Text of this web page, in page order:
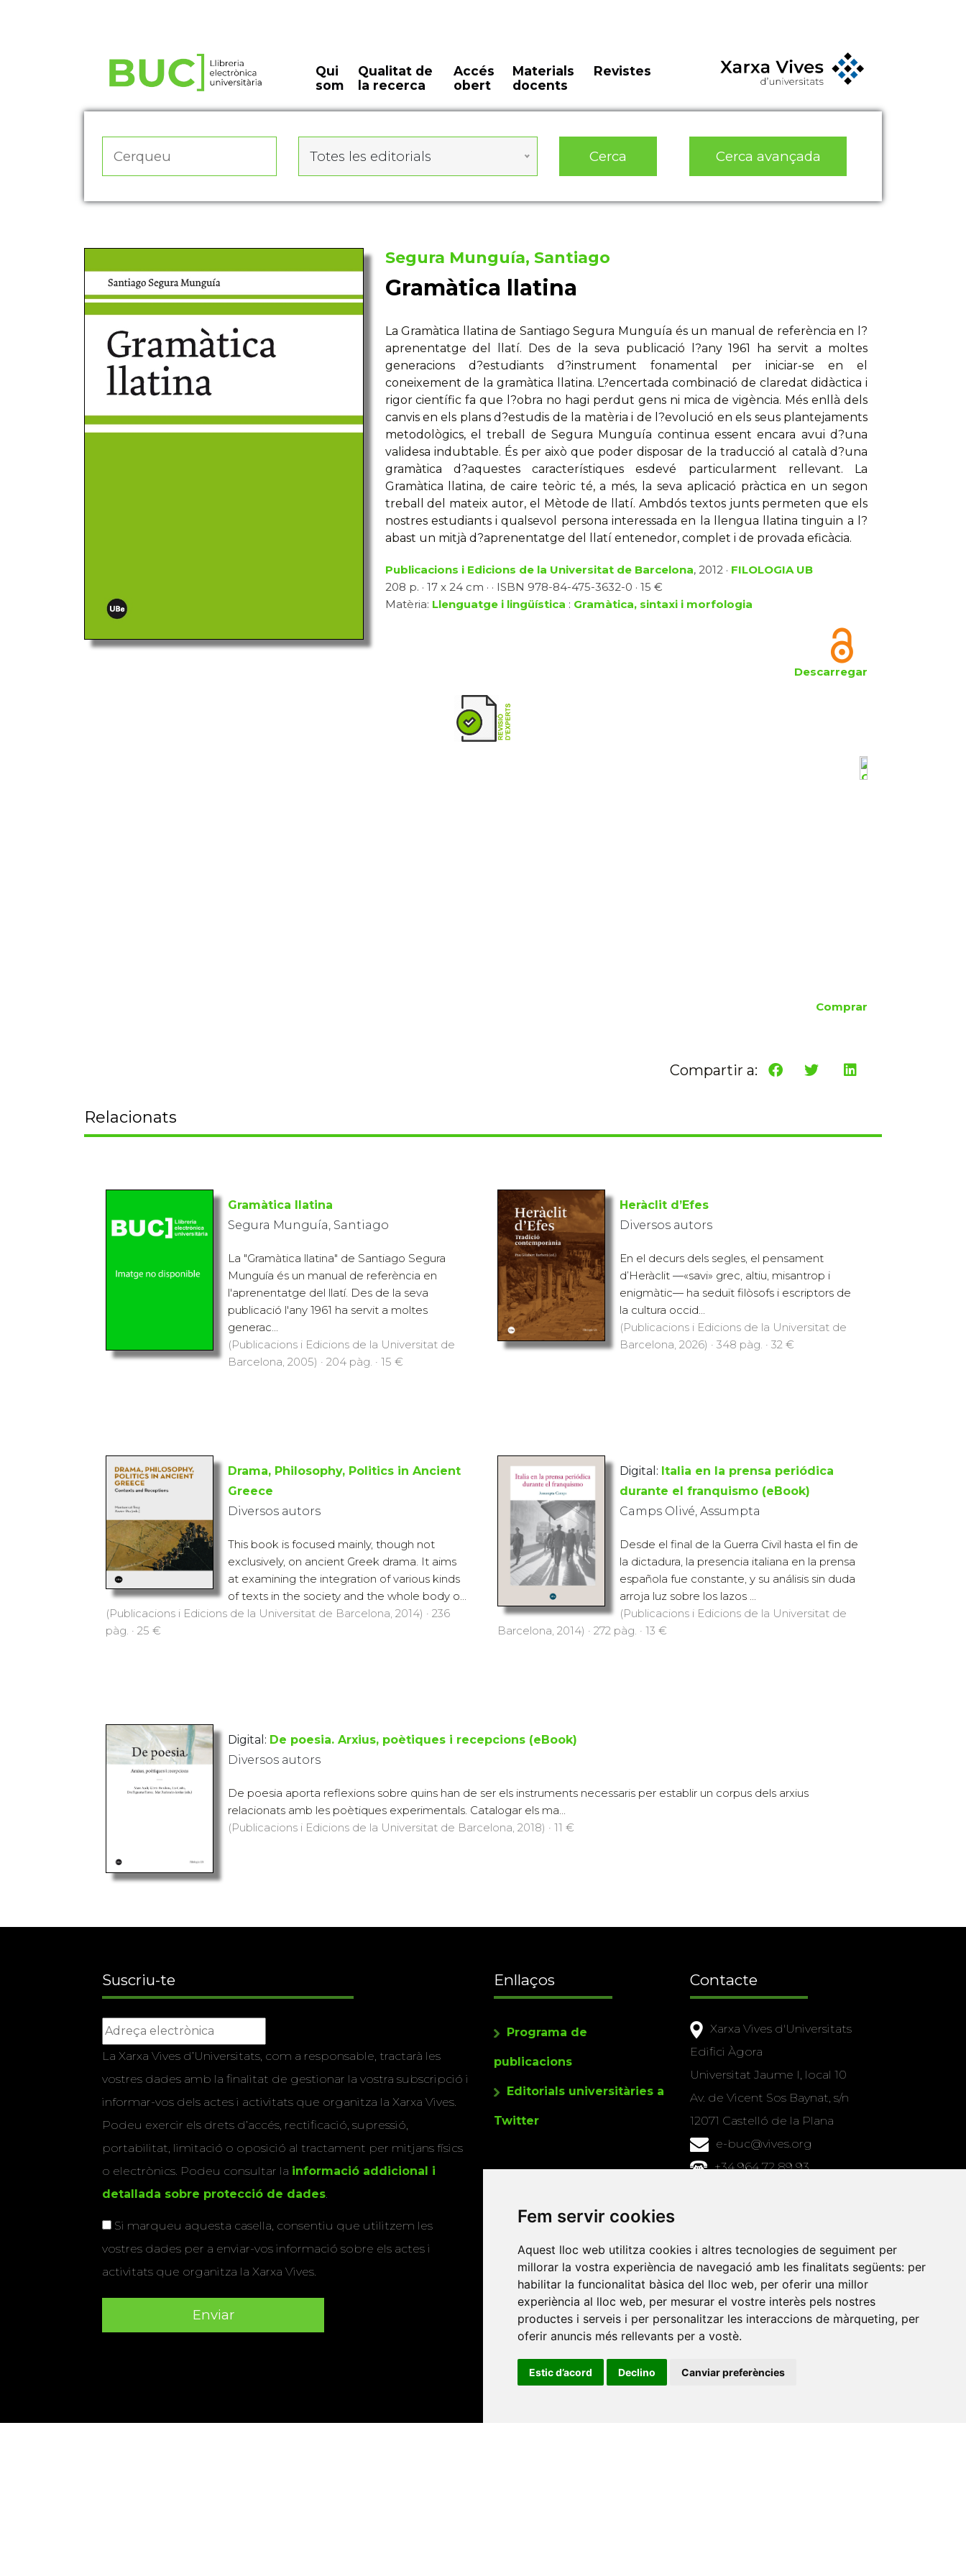
Fem servir cookies
Aquest lloc web utilitza cookies i altres tecnologies de seguiment per
millorar la vostra experiència de navegació amb les finalitats següents: per
habilitar la funcionalitat bàsica del lloc web, per oferir una millor
experiència al lloc web, per mesurar el vostre interès pels nostres
productes i serveis i per personalitzar les interaccions de màrqueting, per
oferir anuncis més rellevants per a vostè.
Estic d’acord Declino Canviar preferències
Qui
som
Qualitat de
la recerca
Accés
obert
Materials
docents
Revistes
Totes les editorials Cerca Cerca avançada
Segura Munguía, Santiago
Gramàtica llatina
La Gramàtica llatina de Santiago Segura Munguía és un manual de referència en l?
aprenentatge del llatí. Des de la seva publicació l?any 1961 ha servit a moltes
generacions d?estudiants d?instrument fonamental per iniciar-se en el
coneixement de la gramàtica llatina. L?encertada combinació de claredat didàctica i
rigor científic fa que l?obra no hagi perdut gens ni mica de vigència. Més enllà dels
canvis en els plans d?estudis de la matèria i de l?evolució en els seus plantejaments
metodològics, el treball de Segura Munguía continua essent encara avui d?una
validesa indubtable. És per això que poder disposar de la traducció al català d?una
gramàtica d?aquestes característiques esdevé particularment rellevant. La
Gramàtica llatina, de caire teòric té, a més, la seva aplicació pràctica en un segon
treball del mateix autor, el Mètode de llatí. Ambdós textos junts permeten que els
nostres estudiants i qualsevol persona interessada en la llengua llatina tinguin a l?
abast un mitjà d?aprenentatge del llatí entenedor, complet i de provada eficàcia.
Publicacions i Edicions de la Universitat de Barcelona, 2012 · FILOLOGIA UB
208 p. · 17 x 24 cm · · ISBN 978-84-475-3632-0 · 15 €
Matèria: Llenguatge i lingüística : Gramàtica, sintaxi i morfologia
Descarregar
Comprar
Compartir a:
Relacionats
Gramàtica llatina
Segura Munguía, Santiago
La "Gramàtica llatina" de Santiago Segura
Munguía és un manual de referència en
l'aprenentatge del llatí. Des de la seva
publicació l'any 1961 ha servit a moltes
generac...
(Publicacions i Edicions de la Universitat de
Barcelona, 2005) · 204 pàg. · 15 €
Heràclit d’Efes
Diversos autors
En el decurs dels segles, el pensament
d’Heràclit —«savi» grec, altiu, misantrop i
enigmàtic— ha seduït filòsofs i escriptors de
la cultura occid...
(Publicacions i Edicions de la Universitat de
Barcelona, 2026) · 348 pàg. · 32 €
Drama, Philosophy, Politics in Ancient
Greece
Diversos autors
This book is focused mainly, though not
exclusively, on ancient Greek drama. It aims
at examining the integration of various kinds
of texts in the society and the whole body o...
(Publicacions i Edicions de la Universitat de Barcelona, 2014) · 236
pàg. · 25 €
Digital: Italia en la prensa periódica
durante el franquismo (eBook)
Camps Olivé, Assumpta
Desde el final de la Guerra Civil hasta el fin de
la dictadura, la presencia italiana en la prensa
española fue constante, y su análisis sin duda
arroja luz sobre los lazos ...
(Publicacions i Edicions de la Universitat de
Barcelona, 2014) · 272 pàg. · 13 €
Digital: De poesia. Arxius, poètiques i recepcions (eBook)
Diversos autors
De poesia aporta reflexions sobre quins han de ser els instruments necessaris per establir un corpus dels arxius
relacionats amb les poètiques experimentals. Catalogar els ma...
(Publicacions i Edicions de la Universitat de Barcelona, 2018) · 11 €
Suscriu-te
La Xarxa Vives d’Universitats, com a responsable, tractarà les
vostres dades amb la finalitat de gestionar la vostra subscripció i
informar-vos dels actes i activitats que organitza la Xarxa Vives.
Podeu exercir els drets d’accés, rectificació, supressió,
portabilitat, limitació o oposició al tractament per mitjans físics
o electrònics. Podeu consultar la informació addicional i
detallada sobre protecció de dades.
Si marqueu aquesta casella, consentiu que utilitzem les
vostres dades per a enviar-vos informació sobre els actes i
activitats que organitza la Xarxa Vives.
Enllaços
Programa de
publicacions
Editorials universitàries a
Twitter
Contacte
Xarxa Vives d'Universitats
Edifici Àgora
Universitat Jaume I, local 10
Av. de Vicent Sos Baynat, s/n
12071 Castelló de la Plana
e-buc@vives.org
+34 964 72 89 93